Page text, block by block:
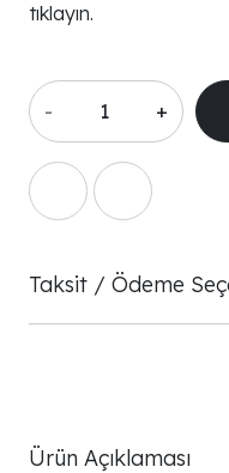
tıklayın.
- +
Taksit / Ödeme
Ürün Açıklaması